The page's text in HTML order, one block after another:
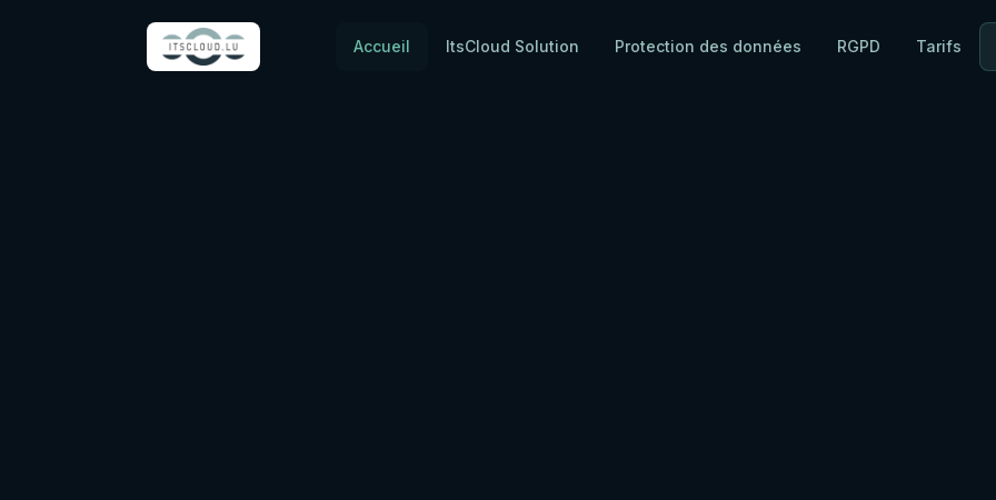
Accueil ItsCloud Solution Protection des données RGPD Tarifs